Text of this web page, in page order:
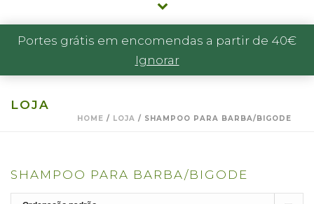
Portes grátis em encomendas a partir de 40€
Ignorar
LOJA
HOME / LOJA / SHAMPOO PARA BARBA/BIGODE
SHAMPOO PARA BARBA/BIGODE